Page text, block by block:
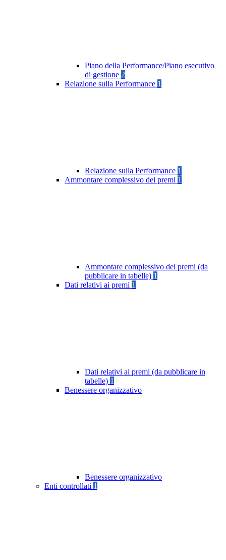
Piano della Performance/Piano esecutivo
di gestione 2
Relazione sulla Performance 1
Relazione sulla Performance 1
Ammontare complessivo dei premi 1
Ammontare complessivo dei premi (da
pubblicare in tabelle) 1
Dati relativi ai premi 1
Dati relativi ai premi (da pubblicare in
tabelle) 1
Benessere organizzativo
Benessere organizzativo
Enti controllati 1